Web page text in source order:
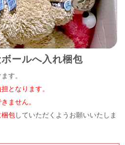
ールへ入れ梱包
す。
となります。
ません。
梱包していただくようお願いいたしま